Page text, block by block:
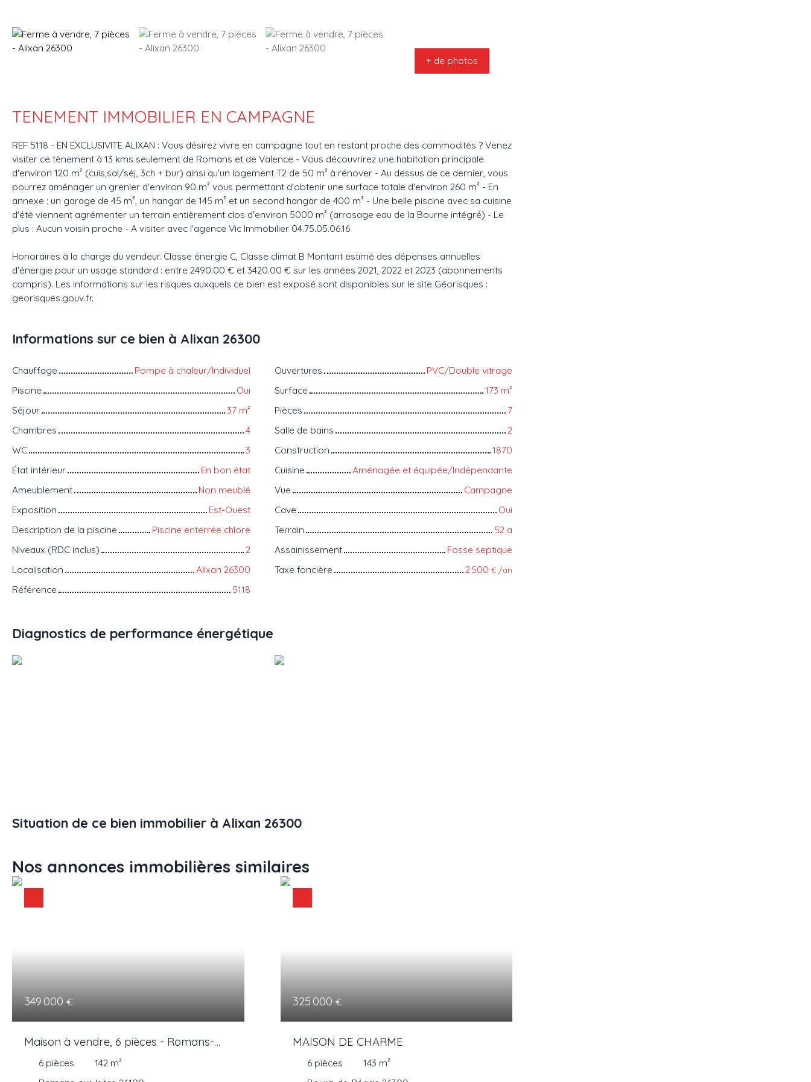
+ de photos
TENEMENT IMMOBILIER EN CAMPAGNE
REF 5118 - EN EXCLUSIVITE ALIXAN : Vous désirez vivre en campagne tout en restant proche des commodités ? Venez
visiter ce tènement à 13 kms seulement de Romans et de Valence - Vous découvrirez une habitation principale
d'environ 120 m² (cuis,sal/séj, 3ch + bur) ainsi qu'un logement T2 de 50 m² à rénover - Au dessus de ce dernier, vous
pourrez aménager un grenier d'environ 90 m² vous permettant d'obtenir une surface totale d'environ 260 m² - En
annexe : un garage de 45 m², un hangar de 145 m² et un second hangar de 400 m² - Une belle piscine avec sa cuisine
d'été viennent agrémenter un terrain entièrement clos d'environ 5000 m² (arrosage eau de la Bourne intégré) - Le
plus : Aucun voisin proche - A visiter avec l'agence Vic Immobilier 04.75.05.06.16
Honoraires à la charge du vendeur. Classe énergie C, Classe climat B Montant estimé des dépenses annuelles
d'énergie pour un usage standard : entre 2490.00 € et 3420.00 € sur les années 2021, 2022 et 2023 (abonnements
compris). Les informations sur les risques auxquels ce bien est exposé sont disponibles sur le site Géorisques :
georisques.gouv.fr.
Informations sur ce bien à Alixan 26300
Chauffage Pompe à chaleur/Individuel Ouvertures
PVC/Double vitrage
Piscine
Oui Surface 173 m²
Séjour
37 m² Pièces
7
Chambres
4 Salle de bains
2
WC
3 Construction
1870
État intérieur
En bon état Cuisine
Aménagée et équipée/Indépendante
Ameublement
Non meublé Vue
Campagne
Exposition
Est-Ouest Cave
Oui
Description de la piscine
Piscine enterrée chlore Terrain
52 a
Niveaux (RDC inclus)
2 Assainissement
Fosse septique
Localisation
Alixan 26300 Taxe foncière 2 500€ /an
Référence 5118
Diagnostics de performance énergétique
Situation de ce bien immobilier à Alixan 26300
Nos annonces immobilières similaires
349 000 €
Maison à vendre, 6 pièces - Romans-
sur-Isère 26100
6 pièces 142 m²
325 000 €
MAISON DE CHARME
6 pièces 143 m²